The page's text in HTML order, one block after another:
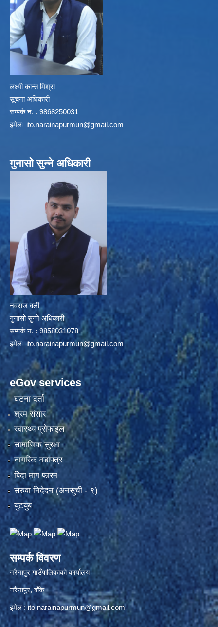
लक्ष्मी कान्त मिश्रा
सूचना अधिकारी
सम्पर्क नं. : 9868250031
इमेलः ito.narainapurmun@gmail.com
गुनासो सुन्ने अधिकारी
नवराज वली
गुनासो सुन्ने अधिकारी
सम्पर्क नं. : 9858031078
इमेलःito.narainapurmun@gmail.com
eGov services
घटना दर्ता
श्रम संसार
स्वास्थ्य प्रोफाइल
सामाजिक सुरक्षा
नागरिक वडापत्र
बिदा माग फारम
सरुवा निदेदन (अनसुची - ९)
युटयुब
सम्पर्क विवरण
नरैनापुर गाउँपालिकाको कार्यालय
नरैनापुर, बाँके
इमेल :ito.narainapurmun@gmail.com